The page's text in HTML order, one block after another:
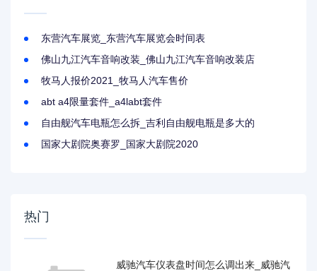
东营汽车展览_东营汽车展览会时间表
佛山九江汽车音响改装_佛山九江汽车音响改装店
牧马人报价2021_牧马人汽车售价
abt a4限量套件_a4labt套件
自由舰汽车电瓶怎么拆_吉利自由舰电瓶是多大的
国家大剧院奥赛罗_国家大剧院2020
热门
威驰汽车仪表盘时间怎么调出来_威驰汽